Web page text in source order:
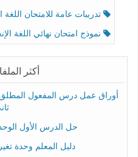
تدريبات عامة للامتحان اللغة
نموذج امتحان نهائي اللغة
أكثر
أوراق عمل درس المفعول
حل الدرس الأول
دليل المعلم وحدة